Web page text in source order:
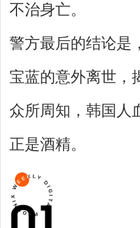
不治身亡。
警方最后的结论是
宝蓝的意外离世，
众所周知，韩国人
正是酒精。